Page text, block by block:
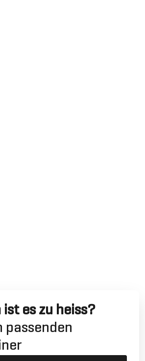
ist es zu heiss?
passenden